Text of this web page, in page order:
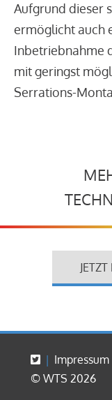
Aufgrund dieser
ermöglicht auch
Inbetriebnahme
mit geringst
Serrations-
Impressum
© WTS 2026